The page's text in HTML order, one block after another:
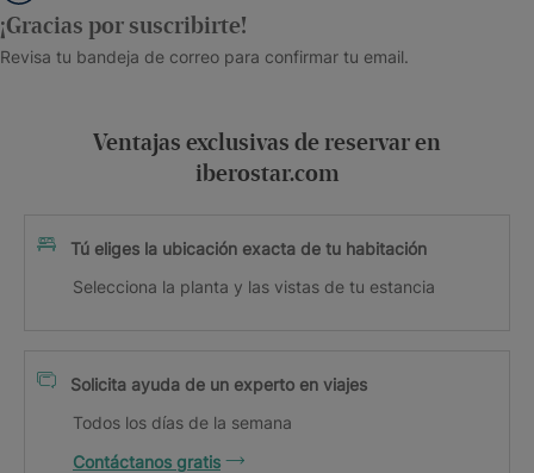
¡Gracias por suscribirte!
Revisa tu bandeja de correo para confirmar tu email.
Ventajas exclusivas de reservar en
iberostar.com
Tú eliges la ubicación exacta de tu habitación
Selecciona la planta y las vistas de tu estancia
Solicita ayuda de un experto en viajes
Todos los días de la semana
Contáctanos gratis